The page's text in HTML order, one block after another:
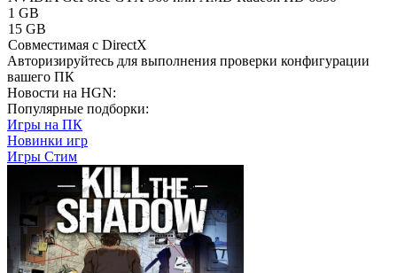
1 GB
15 GB
Совместимая с DirectX
Авторизируйтесь для выполнения проверки конфигурации
вашего ПК
Новости на HGN:
Популярные подборки:
Игры на ПК
Новинки игр
Игры Стим